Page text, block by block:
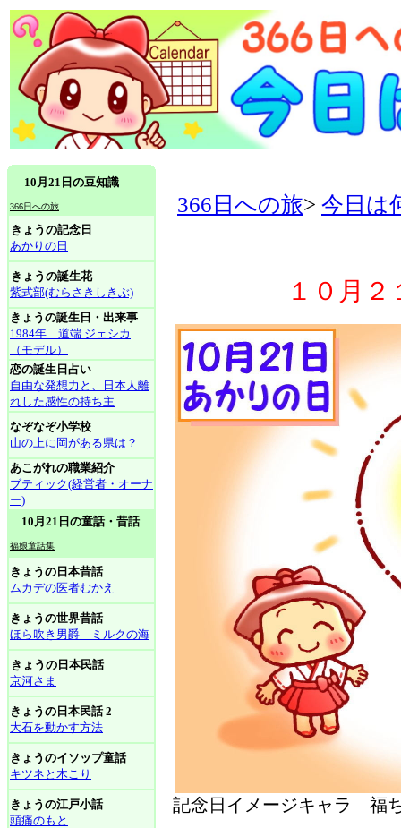
10月21日の豆知識
366日への旅
きょうの記念日
あかりの日
きょうの誕生花
紫式部(むらさきしきぶ)
きょうの誕生日・出来事
1984年 道端 ジェシカ
（モデル）
恋の誕生日占い
自由な発想力と、日本人離
れした感性の持ち主
なぞなぞ小学校
山の上に岡がある県は？
あこがれの職業紹介
ブティック(経営者・オーナ
ー)
10月21日の童話・昔話
福娘童話集
きょうの日本昔話
ムカデの医者むかえ
きょうの世界昔話
ほら吹き男爵 ミルクの海
きょうの日本民話
京河さま
きょうの日本民話 2
大石を動かす方法
きょうのイソップ童話
キツネと木こり
きょうの江戸小話
頭痛のもと
366日への旅> 今日は
１０月
記念日イメージキャラ 福